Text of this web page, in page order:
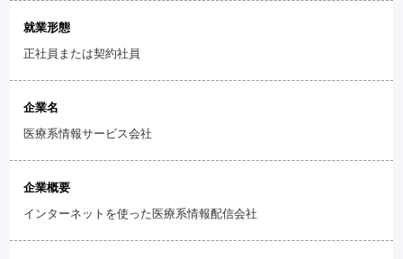
就業形態
正社員または契約社員
企業名
医療系情報サービス会社
企業概要
インターネットを使った医療系情報配信会社